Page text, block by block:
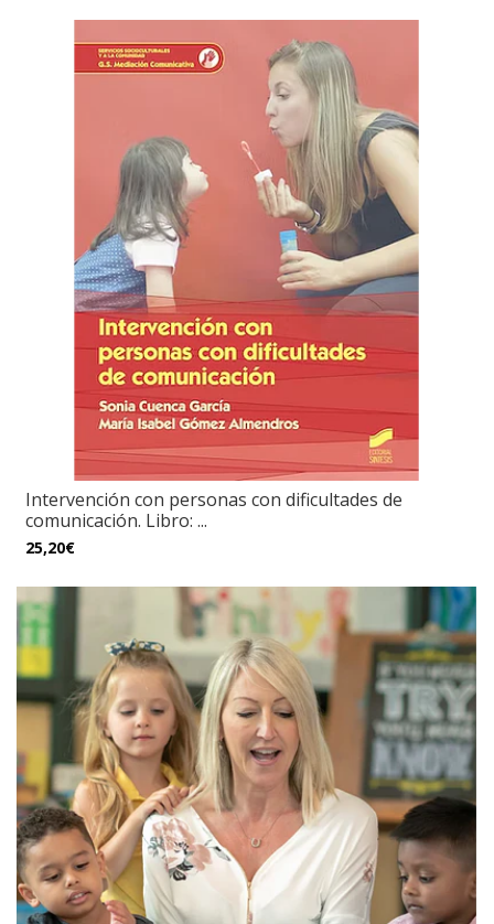
Intervención con personas con dificultades de
comunicación. Libro: ...
25,20€